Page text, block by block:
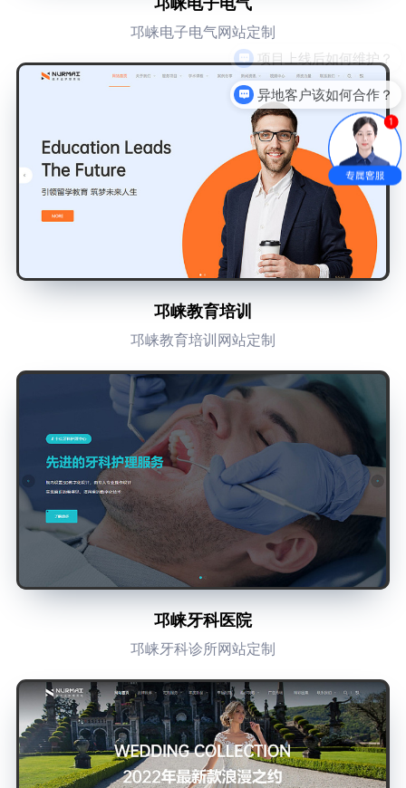
邛崃电子电气网站定制
邛崃教育培训
邛崃教育培训网站定制
邛崃牙科医院
邛崃牙科诊所网站定制
异地客户该如何合作？